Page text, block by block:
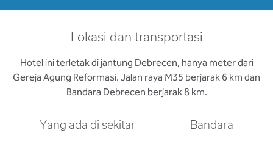
Lokasi dan transportasi
Hotel ini terletak di jantung Debrecen, hanya meter dari
Gereja Agung Reformasi. Jalan raya M35 berjarak 6 km dan
Bandara Debrecen berjarak 8 km.
Yang ada di sekitar Bandara